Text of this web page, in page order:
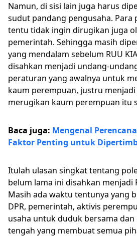
Namun, di sisi lain juga harus
sudut pandang pengusaha. Para
tentu tidak ingin dirugikan juga
pemerintah. Sehingga masih
yang mendalam sebelum RUU
disahkan menjadi undang-
peraturan yang awalnya untuk
kaum perempuan, justru
merugikan kaum perempuan itu
Baca juga: Mengenal
Faktor Penting untuk
Itulah ulasan singkat tentang
belum lama ini disahkan menjadi
Masih ada waktu tentunya yang
DPR, pemerintah, aktivis
usaha untuk duduk bersama
tengah yang membuat semua